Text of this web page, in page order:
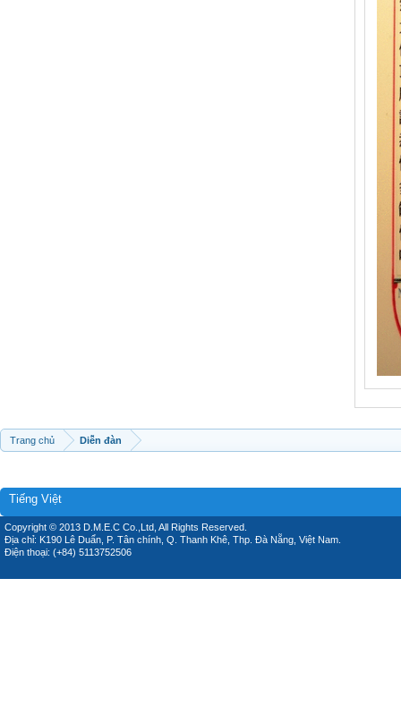
Trang chủ Diễn đàn
Tiếng Việt
Copyright © 2013 D.M.E.C Co.,Ltd, All Rights Reserved.
Địa chỉ: K190 Lê Duẩn, P. Tân chính, Q. Thanh Khê, Thp. Đà Nẵng, Việt Nam.
Điện thoại: (+84) 5113752506